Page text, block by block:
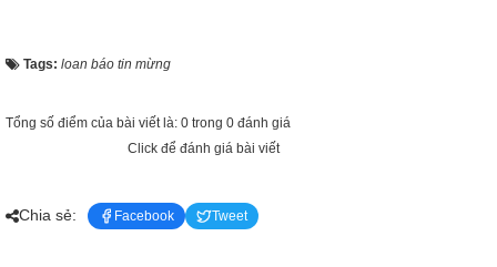
Tags: loan báo tin mừng
Tổng số điểm của bài viết là: 0 trong 0 đánh giá
Click để đánh giá bài viết
Chia sẻ: Facebook Tweet